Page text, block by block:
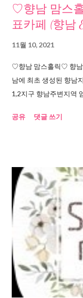
♡향남 맘스
표카페 (향남
11월 10, 2021
♡향남 맘스홀릭♡ 향남
남에 최초 생성된 향남
1,2지구 향남주변지역
공유 댓글 쓰기